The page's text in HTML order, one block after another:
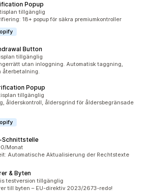
Popup
totalt
tillgänglig
18+ popup för säkra premiumkontroller
Button
tillgänglig
utan inloggning. Automatisk taggning,
återbetalning.
Popup
tillgänglig
ålderskontroll, åldersgrind för åldersbegränsade
Monat
Automatische Aktualisierung der Rechtstexte
& Byten
totalt
testversion tillgänglig
till byten – EU-direktiv 2023/2673-redo!